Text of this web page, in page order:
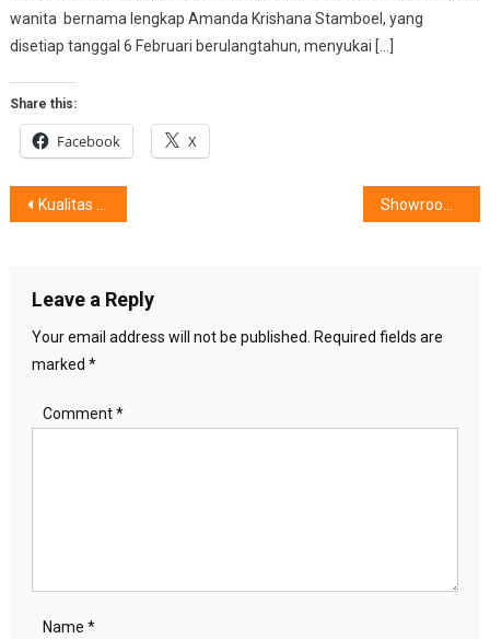
wanita bernama lengkap Amanda Krishana Stamboel, yang
disetiap tanggal 6 Februari berulangtahun, menyukai […]
Share this:
Facebook X
Post
Kualitas Audio dan Desain Stylish, Menjadi Teman Setia Para Gen-Z
Leave a Reply
Your email address will not be published.
Required fields are
marked *
Comment*
Name *